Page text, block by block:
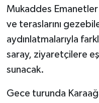
Mukaddes
ve teraslarını
aydınlatmalarıyla
saray, ziyaretçilere
sunacak.
Gece turunda